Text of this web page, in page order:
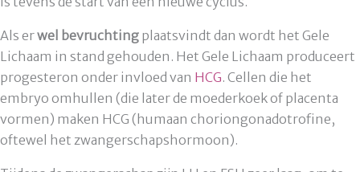
Als erwel bevruchting plaatsvindt dan wordt het Gele
Lichaam in stand gehouden. Het Gele Lichaam produceert
progesteron onder invloed van HCG. Cellen die het
embryo omhullen (die later de moederkoek of placenta
vormen) maken HCG (humaan choriongonadotrofine,
oftewel het zwangerschapshormoon).